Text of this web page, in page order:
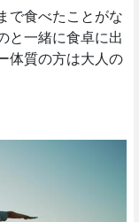
で食べたことがな
と一緒に食卓に出
体質の方は大人の